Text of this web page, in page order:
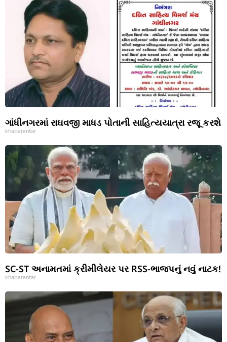
ગાંધીનગરમાં રાઘવજી માધડ પોતાની સાહિત્યયાત્રા રજૂ કરશે
khabarantar
SC-ST અનામતમાં ક્રીમીલેયર પર RSS-ભાજપનું નવું નાટક!
khabarantar